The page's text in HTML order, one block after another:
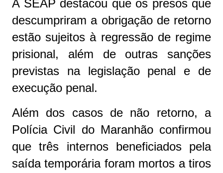
A SEAP destacou que os presos que
descumpriram a obrigação de retorno
estão sujeitos à regressão de regime
prisional, além de outras sanções
previstas na legislação penal e de
execução penal.
Além dos casos de não retorno, a
Polícia Civil do Maranhão confirmou
que três internos beneficiados pela
saída temporária foram mortos a tiros